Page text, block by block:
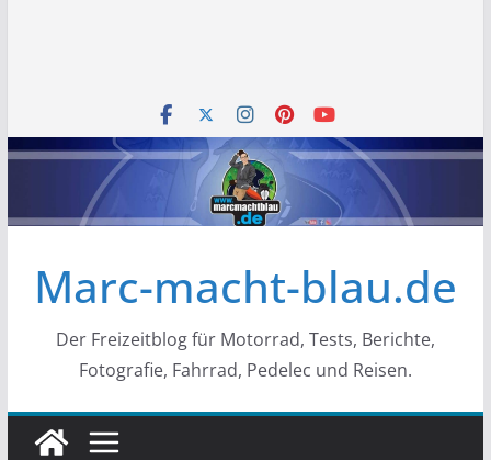
Marc-macht-blau.de
Der Freizeitblog für Motorrad, Tests, Berichte,
Fotografie, Fahrrad, Pedelec und Reisen.